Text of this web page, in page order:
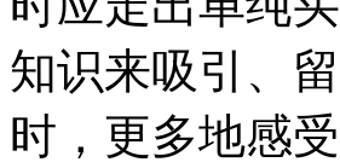
知识来吸引、
时，更多地感